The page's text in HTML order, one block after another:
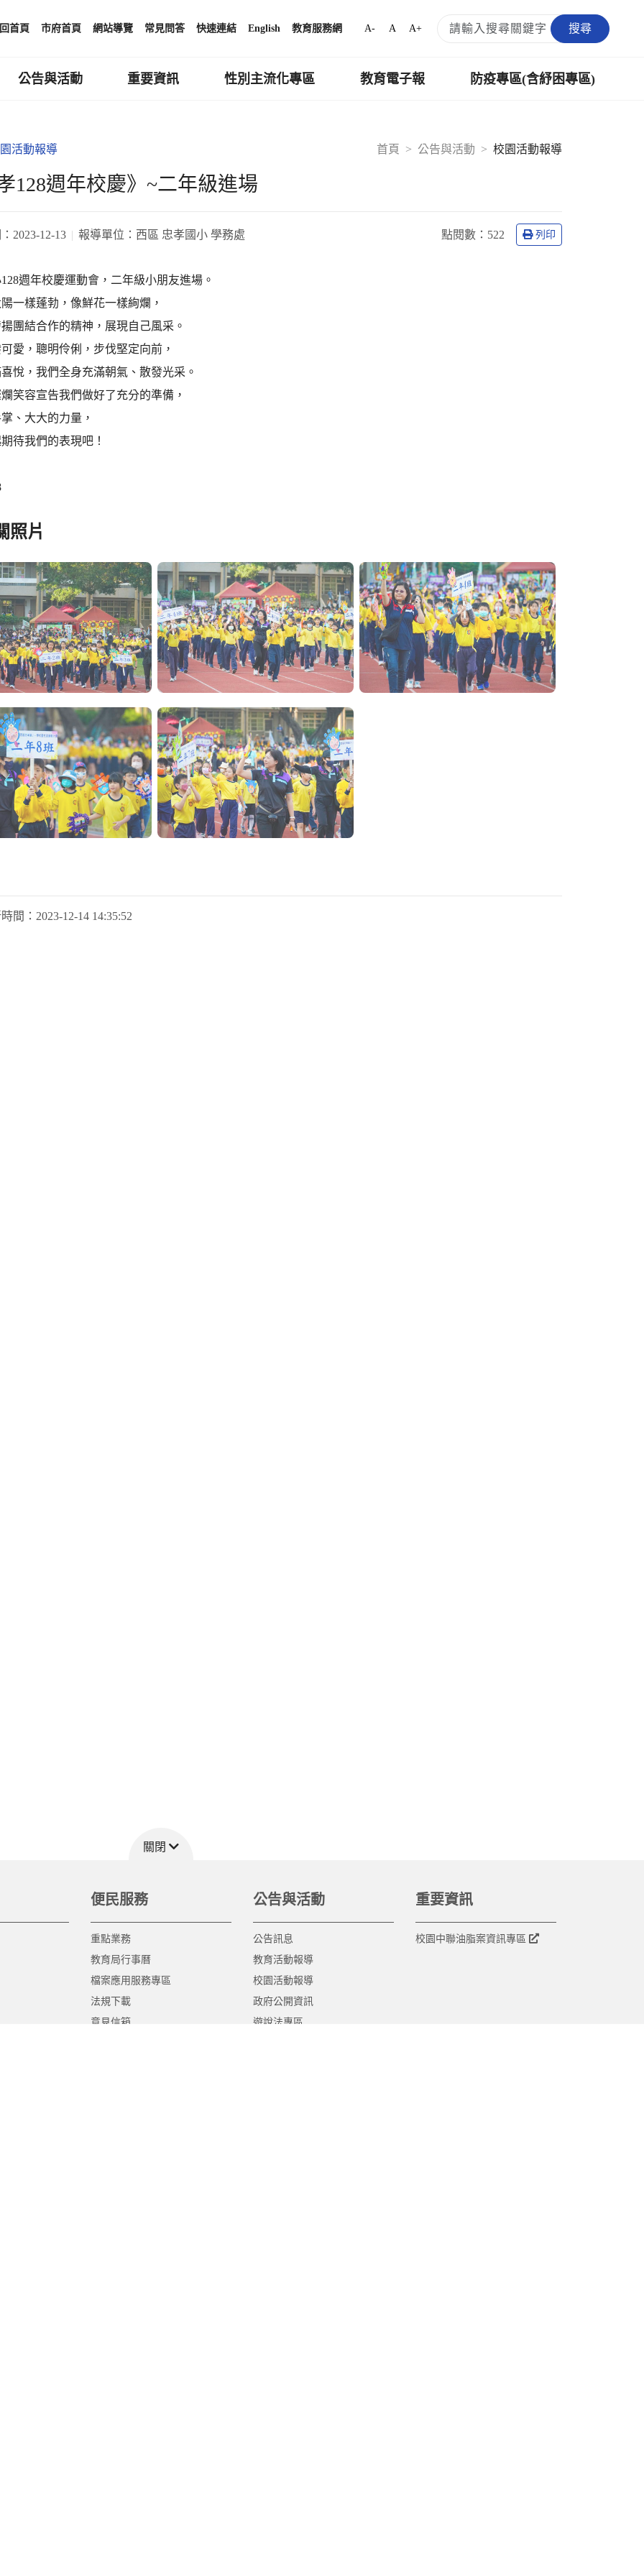
回首頁 市府首頁 網站導覽 常見問答 快速連結 English 教育服務網 A- A A+ 搜尋
公告與活動 重要資訊 性別主流化專區 教育電子報 防疫專區(含紓困專區)
首頁 公告與活動 校園活動報導
活動報導
128週年校慶》~二年級進場
2023-12-13 報導單位： 西區 忠孝國小 學務處 點閱數： 522 列印
週年校慶運動會，二年級小朋友進場。
一樣蓬勃，像鮮花一樣絢爛，
團結合作的精神，展現自己風采。
愛，聰明伶俐，步伐堅定向前，
悅，我們全身充滿朝氣、散發光采。
笑容宣告我們做好了充分的準備，
、大大的力量，
待我們的表現吧！
照片
間： 2023-12-14 14:35:52
關閉
便民服務
重點業務
教育局行事曆
檔案應用服務專區
法規下載
意見信箱
公告與活動
公告訊息
教育活動報導
校園活動報導
政府公開資訊
遊說法專區
重要資訊
校園中聯油脂案資訊專區